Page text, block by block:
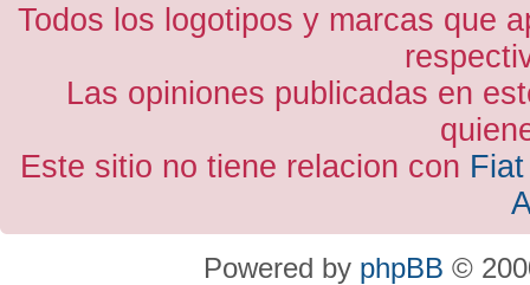
Todos los logotipos y marcas que
Las opiniones publicadas en
Este sitio no tiene relacion con
Powered by phpBB ©